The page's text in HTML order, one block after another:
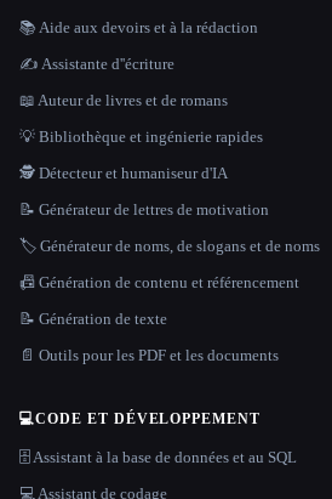
📚 Aide aux devoirs et à la rédaction
✍️ Assistante d''écriture
📖 Auteur de livres et de romans
💡 Bibliothèque et ingénierie rapides
🕵️ Détecteur et humaniseur d'IA
📝 Générateur de lettres de motivation
🏷️ Générateur de noms, de slogans et de noms
📠 Génération de contenu et référencement
📝 Génération de texte
📄 Outils pour les PDF et les documents
💻CODE ET DÉVELOPPEMENT
🗄️ Assistant à la base de données et au SQL
💻 Assistant de codage